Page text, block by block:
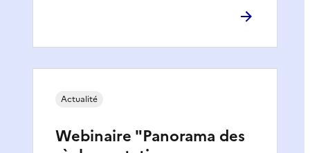
Webinaire "Panorama des
Actualité